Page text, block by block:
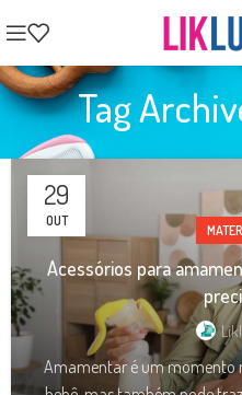
Tag
29
OUT
Acessórios para
Amamentar é um momento